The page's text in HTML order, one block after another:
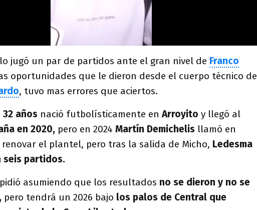
jugó un par de partidos ante el gran nivel de Franco
oportunidades que le dieron desde el cuerpo técnico de
, tuvo mas errores que aciertos.
32 años nació futbolísticamente enArroyito y llegó al
en 2020, pero en 2024 Martín Demichelis llamó en
el plantel, pero tras la salida de Micho, Ledesma
partidos.
asumiendo que los resultados no se dieron y no se
pero tendrá un 2026 bajo los palos de Central que